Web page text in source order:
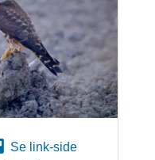
Se link-side